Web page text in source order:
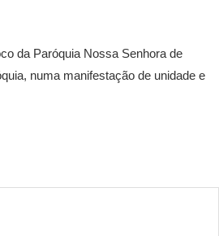
da Paróquia Nossa Senhora de
numa manifestação de unidade e